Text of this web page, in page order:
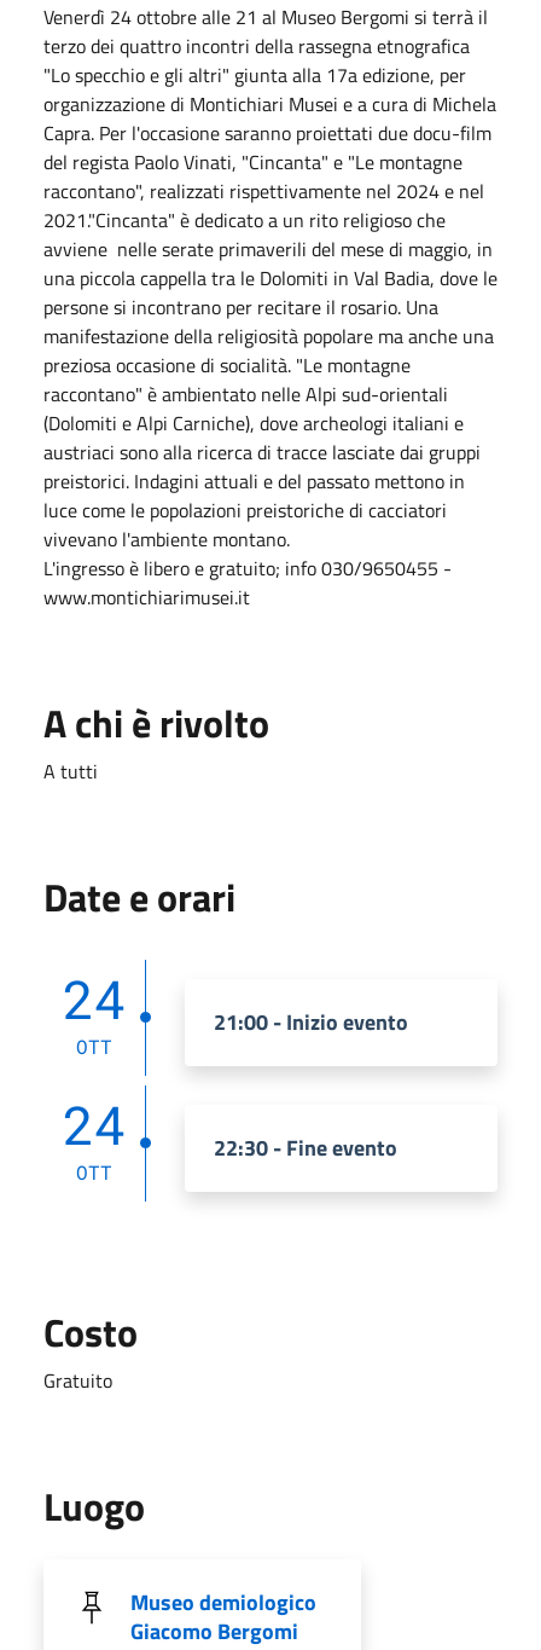
Venerdì 24 ottobre alle 21 al Museo Bergomi si terrà il
terzo dei quattro incontri della rassegna etnografica
"Lo specchio e gli altri" giunta alla 17a edizione, per
organizzazione di Montichiari Musei e a cura di Michela
Capra. Per l'occasione saranno proiettati due docu-film
del regista Paolo Vinati, "Cincanta" e "Le montagne
raccontano", realizzati rispettivamente nel 2024 e nel
2021."Cincanta" è dedicato a un rito religioso che
avviene nelle serate primaverili del mese di maggio, in
una piccola cappella tra le Dolomiti in Val Badia, dove le
persone si incontrano per recitare il rosario. Una
manifestazione della religiosità popolare ma anche una
preziosa occasione di socialità. "Le montagne
raccontano" è ambientato nelle Alpi sud-orientali
(Dolomiti e Alpi Carniche), dove archeologi italiani e
austriaci sono alla ricerca di tracce lasciate dai gruppi
preistorici. Indagini attuali e del passato mettono in
luce come le popolazioni preistoriche di cacciatori
vivevano l'ambiente montano.
L'ingresso è libero e gratuito; info 030/9650455 -
www.montichiarimusei.it
A chi è rivolto
A tutti
Date e orari
24
OTT
21:00 - Inizio evento
24
OTT
22:30 - Fine evento
Costo
Gratuito
Luogo
Museo demiologico
Giacomo Bergomi